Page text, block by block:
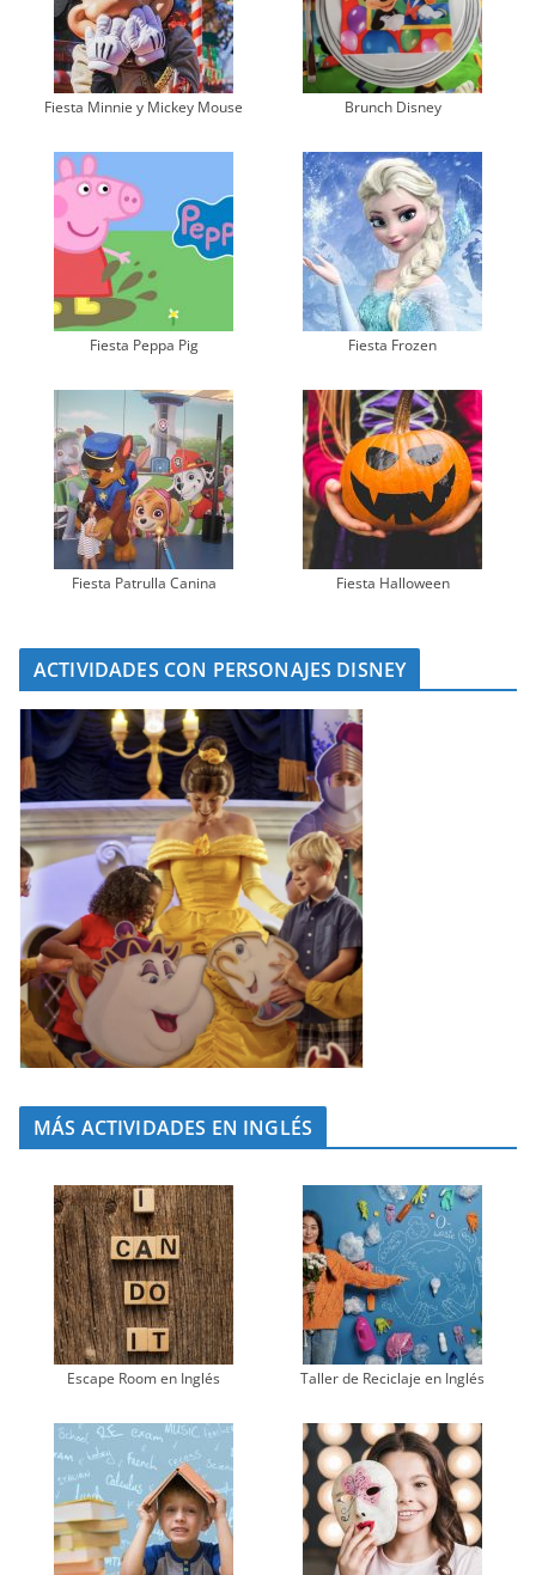
Fiesta Minnie y Mickey Mouse Brunch Disney
Fiesta Peppa Pig Fiesta Frozen
Fiesta Patrulla Canina Fiesta Halloween
ACTIVIDADES CON PERSONAJES DISNEY
MÁS ACTIVIDADES EN INGLÉS
Escape Room en Inglés Taller de Reciclaje en Inglés